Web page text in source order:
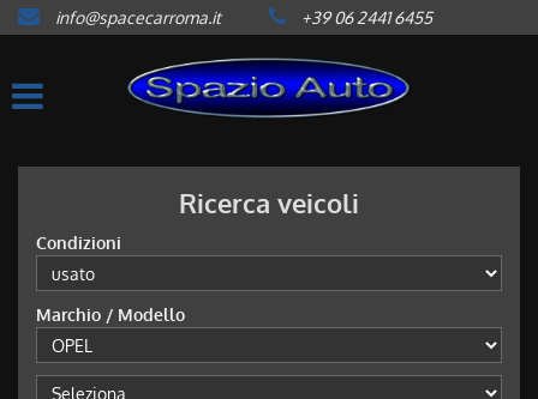
HOME
LISTA VEICOLI
ASSISTENZA
CONTATTI
NEWS
info@spacecarroma.it +39 06 2441 6455
Ricerca veicoli
Condizioni
Marchio / Modello